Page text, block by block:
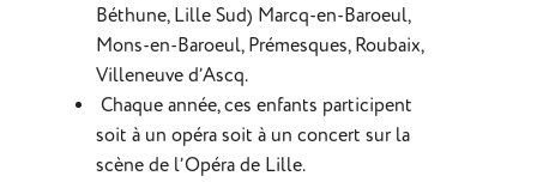
Béthune, Lille Sud) Marcq-en-Baroeul,
Mons-en-Baroeul, Prémesques, Roubaix,
Villeneuve d’Ascq.
Chaque année, ces enfants participent
soit à un opéra soit à un concert sur la
scène de l’Opéra de Lille.